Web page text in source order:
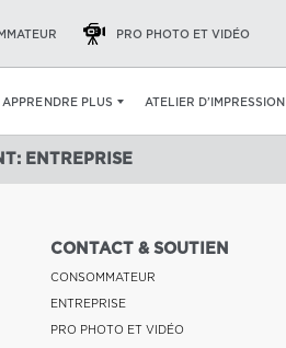
PRO PHOTO ET VIDÉO
APPRENDRE PLUS ATELIER D’IMPRESSION
ENTREPRISE
CONTACT & SOUTIEN
CONSOMMATEUR
ENTREPRISE
PRO PHOTO ET VIDÉO